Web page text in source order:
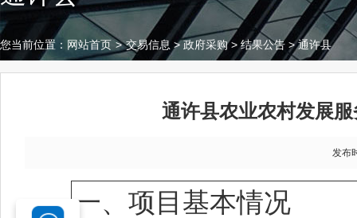
您当前位置： 网站首页 > 交易信息 >政府采购>结果公告 >通许县
通许县农业农村发展
发布
一、项目基本情况